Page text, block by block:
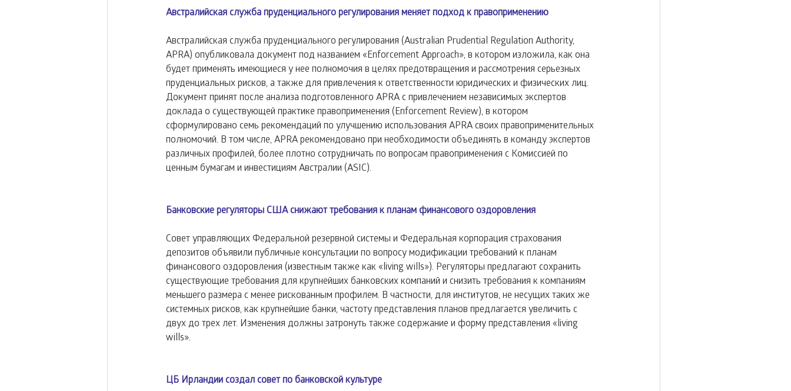
Австралийская служба пруденциального регулирования меняет подход к правоприменению
Австралийская служба пруденциального регулирования (Australian Prudential Regulation Authority,
APRA) опубликовала документ под названием «Enforcement Approach», в котором изложила, как она
будет применять имеющиеся у нее полномочия в целях предотвращения и рассмотрения серьезных
пруденциальных рисков, а также для привлечения к ответственности юридических и физических лиц.
Документ принят после анализа подготовленного APRA с привлечением независимых экспертов
доклада о существующей практике правоприменения (Enforcement Review), в котором
сформулировано семь рекомендаций по улучшению использования APRA своих правоприменительных
полномочий. В том числе, APRA рекомендовано при необходимости объединять в команду экспертов
различных профилей, более плотно сотрудничать по вопросам правоприменения с Комиссией по
ценным бумагам и инвестициям Австралии (ASIC).
Банковские регуляторы США снижают требования к планам финансового оздоровления
Совет управляющих Федеральной резервной системы и Федеральная корпорация страхования
депозитов объявили публичные консультации по вопросу модификации требований к планам
финансового оздоровления (известным также как «living wills»). Регуляторы предлагают сохранить
существующие требования для крупнейших банковских компаний и снизить требования к компаниям
меньшего размера с менее рискованным профилем. В частности, для институтов, не несущих таких же
системных рисков, как крупнейшие банки, частоту представления планов предлагается увеличить с
двух до трех лет. Изменения должны затронуть также содержание и форму представления «living
wills».
ЦБ Ирландии создал совет по банковской культуре